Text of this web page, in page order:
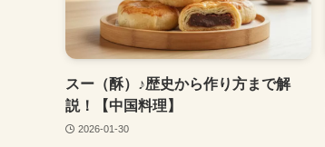
スー（酥）♪歴史から作り方まで解
説！【中国料理】
2026-01-30